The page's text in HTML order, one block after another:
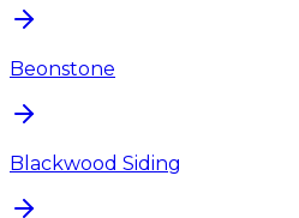
Beonstone
Blackwood Siding